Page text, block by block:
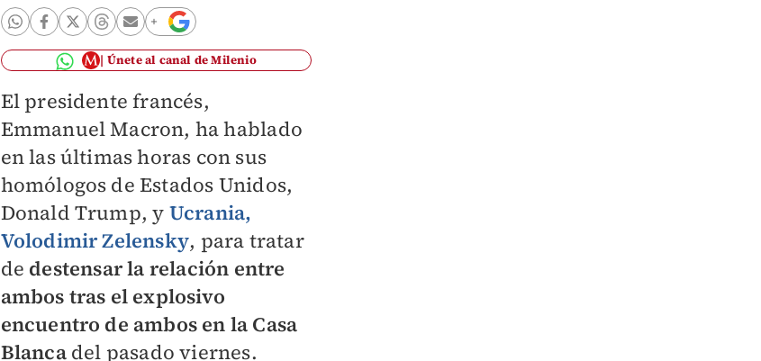
Únete al canal de Milenio
El presidente francés,
Emmanuel Macron, ha hablado
en las últimas horas con sus
homólogos de Estados Unidos,
Donald Trump, y Ucrania,
Volodimir Zelensky, para tratar
de destensar la relación entre
ambos tras el explosivo
encuentro de ambos en la Casa
Blanca del pasado viernes.